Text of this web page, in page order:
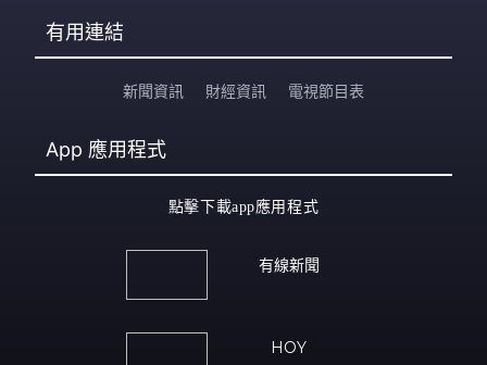
有用連結
新聞資訊 財經資訊 電視節目表
App 應用程式
點擊下載app應用程式
有線新聞
HOY